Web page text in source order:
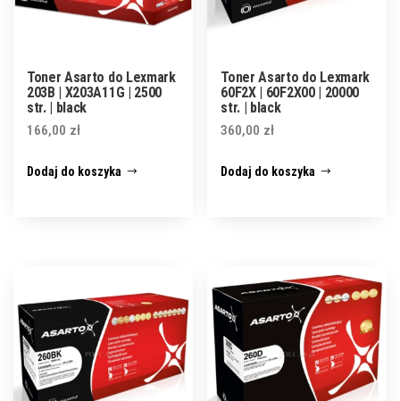
Toner Asarto do Lexmark
203B | X203A11G | 2500
str. | black
166,00 zł
Dodaj do koszyka
Toner Asarto do Lexmark
60F2X | 60F2X00 | 20000
str. | black
360,00 zł
Dodaj do koszyka